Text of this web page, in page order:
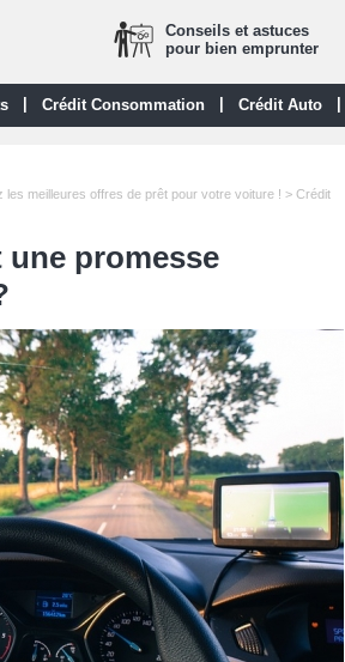
Conseils et astuces
pour bien emprunter
Crédit Consommation Crédit Auto
les meilleures offres de prêt pour votre voiture ! > Crédit
promesse